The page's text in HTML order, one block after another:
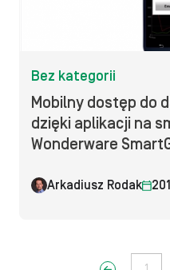
Bez kategorii
Mobilny dostęp do
dzięki aplikacji na
Wonderware
Arkadiusz Rodak